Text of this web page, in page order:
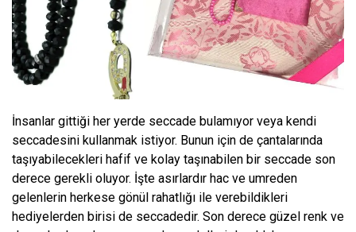
İnsanlar gittiği her yerde seccade bulamıyor veya kendi
seccadesini kullanmak istiyor. Bunun için de çantalarında
taşıyabilecekleri hafif ve kolay taşınabilen bir seccade son
derece gerekli oluyor. İşte asırlardır hac ve umreden
gelenlerin herkese gönül rahatlığı ile verebildikleri
hediyelerden birisi de seccadedir. Son derece güzel renk ve